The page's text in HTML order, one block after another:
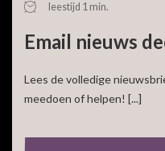
leestijd 1 min.
Email nieuws
Lees de volledige
meedoen of helpen! [...]